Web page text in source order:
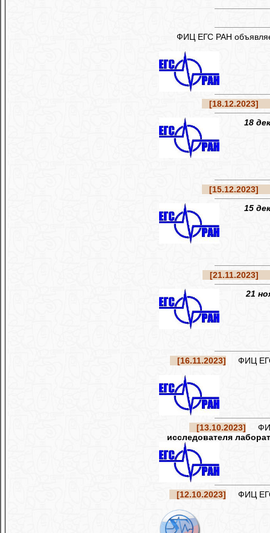
ФИЦ ЕГС РАН
[18.12.2023]
18
[15.12.2023]
15
[21.11.2023]
21
[16.11.2023] ФИЦ ЕГС
[13.10.2023] ФИЦ
исследователя
[12.10.2023] ФИЦ ЕГС